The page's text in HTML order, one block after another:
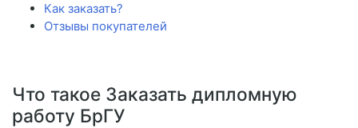
Как заказать?
Отзывы покупателей
Что такое Заказать дипломную
работу БрГУ